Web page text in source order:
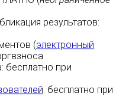
результатов:
(электронный
бесплатно при
: бесплатно при